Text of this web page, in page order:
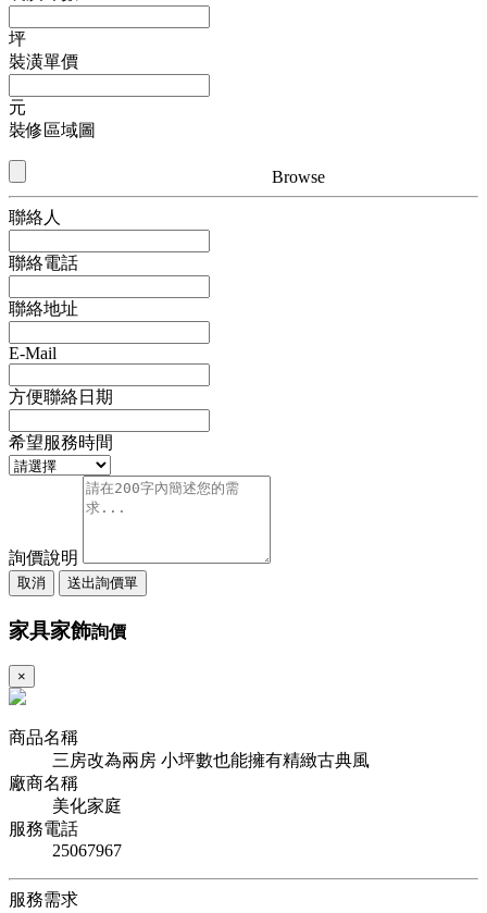
坪
裝潢單價
元
裝修區域圖
Browse
聯絡人
聯絡電話
聯絡地址
E-Mail
方便聯絡日期
希望服務時間
詢價說明
取消 送出詢價單
家具家飾詢價
×
商品名稱
三房改為兩房 小坪數也能擁有精緻古典風
廠商名稱
美化家庭
服務電話
25067967
服務需求